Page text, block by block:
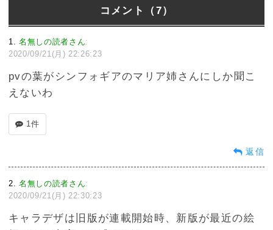
コメント（7）
1 名無しの読者さん:
2020/09/21(月) 22:26:23
pvの葉がシンフォギアのマリア姉さんにしか聞こ
えないわ
1件
返信
2 名無しの読者さん:
2020/09/21(月) 22:30:23
キャラデザは旧版が連載開始時、新版が最近の絵